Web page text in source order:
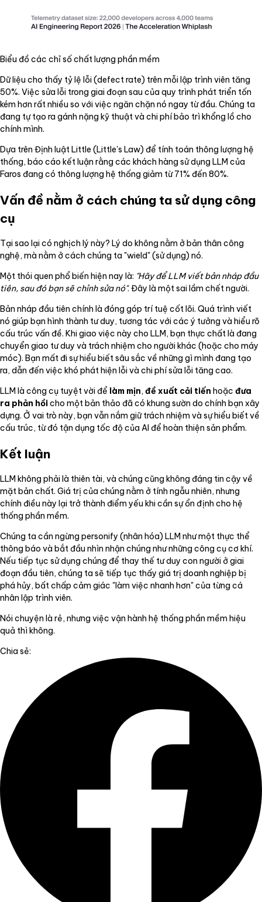
Biểu đồ các chỉ số chất lượng phần mềm
Dữ liệu cho thấy tỷ lệ lỗi (defect rate) trên mỗi lập trình viên tăng
50%. Việc sửa lỗi trong giai đoạn sau của quy trình phát triển tốn
kém hơn rất nhiều so với việc ngăn chặn nó ngay từ đầu. Chúng ta
đang tự tạo ra gánh nặng kỹ thuật và chi phí bảo trì khổng lồ cho
chính mình.
Dựa trên Định luật Little (Little's Law) để tính toán thông lượng hệ
thống, báo cáo kết luận rằng các khách hàng sử dụng LLM của
Faros đang có thông lượng hệ thống giảm từ 71% đến 80%.
Vấn đề nằm ở cách chúng ta sử dụng công
cụ
Tại sao lại có nghịch lý này? Lý do không nằm ở bản thân công
nghệ, mà nằm ở cách chúng ta "wield" (sử dụng) nó.
Một thói quen phổ biến hiện nay là: "Hãy để LLM viết bản nháp đầu
tiên, sau đó bạn sẽ chỉnh sửa nó". Đây là một sai lầm chết người.
Bản nháp đầu tiên chính là đóng góp trí tuệ cốt lõi. Quá trình viết
nó giúp bạn hình thành tư duy, tương tác với các ý tưởng và hiểu rõ
cấu trúc vấn đề. Khi giao việc này cho LLM, bạn thực chất là đang
chuyển giao tư duy và trách nhiệm cho người khác (hoặc cho máy
móc). Bạn mất đi sự hiểu biết sâu sắc về những gì mình đang tạo
ra, dẫn đến việc khó phát hiện lỗi và chi phí sửa lỗi tăng cao.
LLM là công cụ tuyệt vời để làm mịn, đề xuất cải tiến hoặc đưa
ra phản hồicho một bản thảo đã có khung sườn do chính bạn xây
dựng. Ở vai trò này, bạn vẫn nắm giữ trách nhiệm và sự hiểu biết về
cấu trúc, từ đó tận dụng tốc độ của AI để hoàn thiện sản phẩm.
Kết luận
LLM không phải là thiên tài, và chúng cũng không đáng tin cậy về
mặt bản chất. Giá trị của chúng nằm ở tính ngẫu nhiên, nhưng
chính điều này lại trở thành điểm yếu khi cần sự ổn định cho hệ
thống phần mềm.
Chúng ta cần ngừng personify (nhân hóa) LLM như một thực thể
thông báo và bắt đầu nhìn nhận chúng như những công cụ cơ khí.
Nếu tiếp tục sử dụng chúng để thay thế tư duy con người ở giai
đoạn đầu tiên, chúng ta sẽ tiếp tục thấy giá trị doanh nghiệp bị
phá hủy, bất chấp cảm giác "làm việc nhanh hơn" của từng cá
nhân lập trình viên.
Nói chuyện là rẻ, nhưng việc vận hành hệ thống phần mềm hiệu
quả thì không.
Chia sẻ: